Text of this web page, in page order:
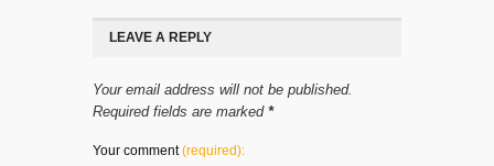
LEAVE A REPLY
Your email address will not be published.
Required fields are marked *
Your comment(required):